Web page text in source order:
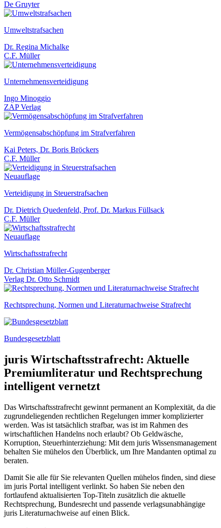
De Gruyter
Umweltstrafsachen
Dr. Regina Michalke
C.F. Müller
Unternehmensverteidigung
Ingo Minoggio
ZAP Verlag
Vermögensabschöpfung im Strafverfahren
Kai Peters, Dr. Boris Bröckers
C.F. Müller
Neuauflage
Verteidigung in Steuerstrafsachen
Dr. Dietrich Quedenfeld, Prof. Dr. Markus Füllsack
C.F. Müller
Neuauflage
Wirtschaftsstrafrecht
Dr. Christian Müller-Gugenberger
Verlag Dr. Otto Schmidt
Rechtsprechung, Normen und Literaturnachweise Strafrecht
Bundesgesetzblatt
juris Wirtschaftsstrafrecht: Aktuelle
Premiumliteratur und Rechtsprechung
intelligent vernetzt
Das Wirtschaftsstrafrecht gewinnt permanent an Komplexität, da die
zugrundeliegenden rechtlichen Regelungen immer komplizierter
werden. Was ist tatsächlich strafbar, was ist im Rahmen des
wirtschaftlichen Handelns noch erlaubt? Ob Geldwäsche,
Korruption, Steuerhinterziehung: Mit dem juris Wissensmanagement
behalten Sie mühelos den Überblick, um Ihre Mandanten optimal zu
beraten.
Damit Sie alle für Sie relevanten Quellen mühelos finden, sind diese
im juris Portal intelligent verlinkt. So haben Sie neben den
fortlaufend aktualisierten Top-Titeln zusätzlich die aktuelle
Rechtsprechung, Bundesrecht und passende verlagsunabhängige
juris Literaturnachweise auf einen Blick.